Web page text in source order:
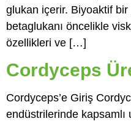
glukan içerir. Biyoaktif
betaglukanı öncelikle
özellikleri ve […]
Cordyceps
Cordyceps’e Giriş
endüstrilerinde kapsamlı